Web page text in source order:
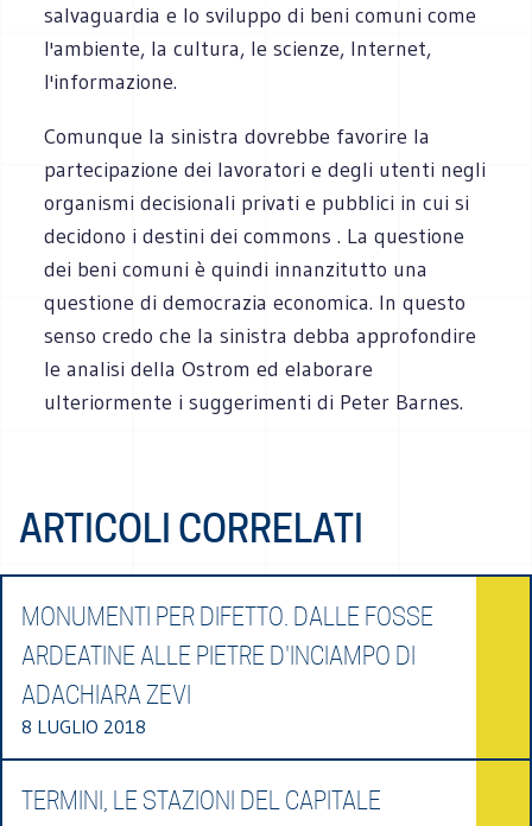
salvaguardia e lo sviluppo di beni comuni come
l'ambiente, la cultura, le scienze, Internet,
l'informazione.
Comunque la sinistra dovrebbe favorire la
partecipazione dei lavoratori e degli utenti negli
organismi decisionali privati e pubblici in cui si
decidono i destini dei commons . La questione
dei beni comuni è quindi innanzitutto una
questione di democrazia economica. In questo
senso credo che la sinistra debba approfondire
le analisi della Ostrom ed elaborare
ulteriormente i suggerimenti di Peter Barnes.
ARTICOLI CORRELATI
MONUMENTI PER DIFETTO. DALLE FOSSE
ARDEATINE ALLE PIETRE D'INCIAMPO DI
ADACHIARA ZEVI
8 LUGLIO 2018
TERMINI, LE STAZIONI DEL CAPITALE